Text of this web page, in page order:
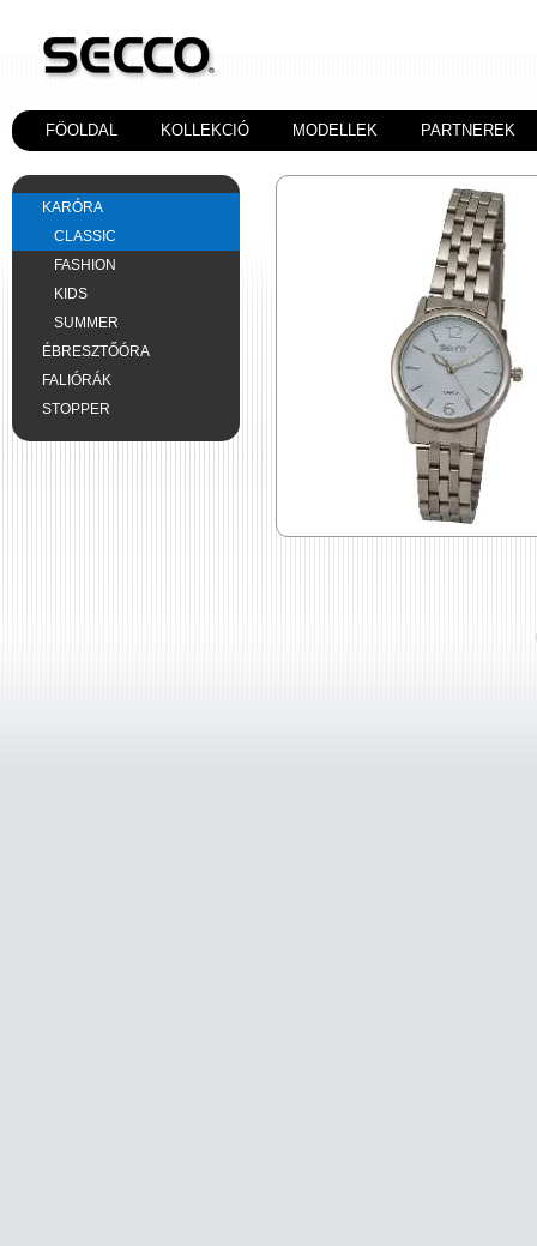
FÖOLDAL KOLLEKCIÓ MODELLEK PARTNEREK
KARÓRA
CLASSIC
FASHION
KIDS
SUMMER
ÉBRESZTŐÓRA
FALIÓRÁK
STOPPER